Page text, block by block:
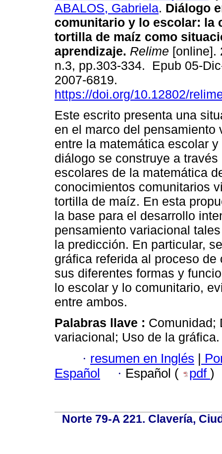
ABALOS, Gabriela. Diálogo
comunitario y lo escolar: la
tortilla de maíz como
aprendizaje. Relime [online].
n.3, pp.303-334. Epub 05-
2007-6819.
https://doi.org/10.12802/
Este escrito presenta una
en el marco del
entre la matemática escolar
diálogo se construye a
escolares de la matemática
conocimientos comunitarios
tortilla de maíz. En esta
la base para el desarrollo
pensamiento variacional
la predicción. En particular,
gráfica referida al proceso
sus diferentes formas y
lo escolar y lo comunitario,
entre ambos.
Palabras llave : Comunidad;
variacional; Uso de la gráfica.
· resumen en Inglés |
Español
· Español ( pdf )
Norte 79-A 221. Clavería,